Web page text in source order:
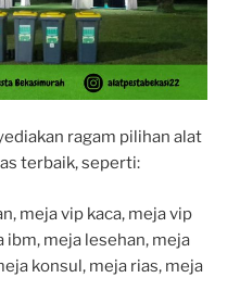
ragam pilihan alat
terbaik, seperti:
meja vip kaca, meja vip
ibm, meja lesehan, meja
konsul, meja rias, meja